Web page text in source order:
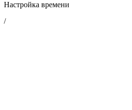
Настройка времени
/